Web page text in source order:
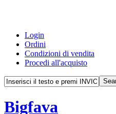
Login
Ordini
Condizioni di vendita
Procedi all'acquisto
Bigfava